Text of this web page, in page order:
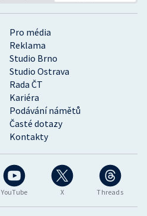
YouTube X Threads
Pro média
Reklama
Studio Brno
Studio Ostrava
Rada ČT
Kariéra
Podávání námětů
Časté dotazy
Kontakty